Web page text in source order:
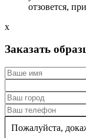
отзовется,
x
Заказать
Пожалуйста,